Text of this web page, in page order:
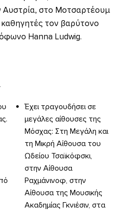
Αυστρία, στο Μοτσαρτέουμ
τον βαρύτονο
Ηanna Ludwig.
Έχει τραγουδήσει σε
μεγάλες αίθουσες της
Μόσχας: Στη Μεγάλη και
τη Μικρή Αίθουσα του
Ωδείου Τσαϊκόφσκι,
στην Αίθουσα
Ραχμάνινοφ, στην
Αίθουσα της Μουσικής
Ακαδημίας Γκνιέσιν, στα